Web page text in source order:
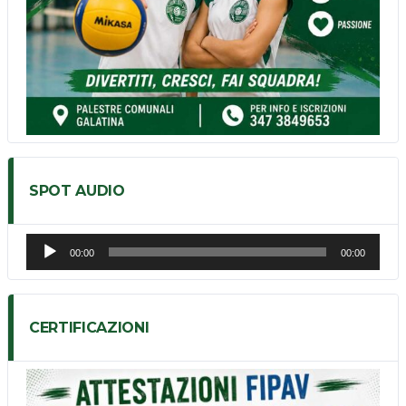
SPOT AUDIO
Audio
Player
00:00 00:00
CERTIFICAZIONI